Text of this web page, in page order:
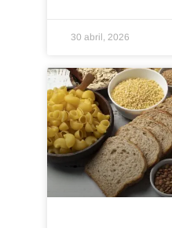
30 abril, 2026